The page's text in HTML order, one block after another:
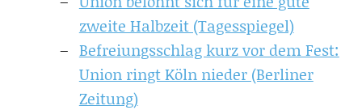
zweite Halbzeit (Tagesspiegel)
Befreiungsschlag kurz vor dem Fest:
Union ringt Köln nieder (Berliner
Zeitung)